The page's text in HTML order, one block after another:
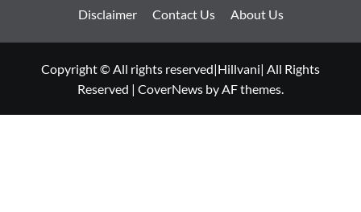
Disclaimer Contact Us About Us
Copyright © All rights reserved|Hillvani| All Rights
Reserved | CoverNews by AF themes.